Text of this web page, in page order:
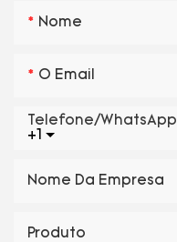
Nome
O Email
+1
Telefone/WhatsApp
Nome Da Empresa
Produto